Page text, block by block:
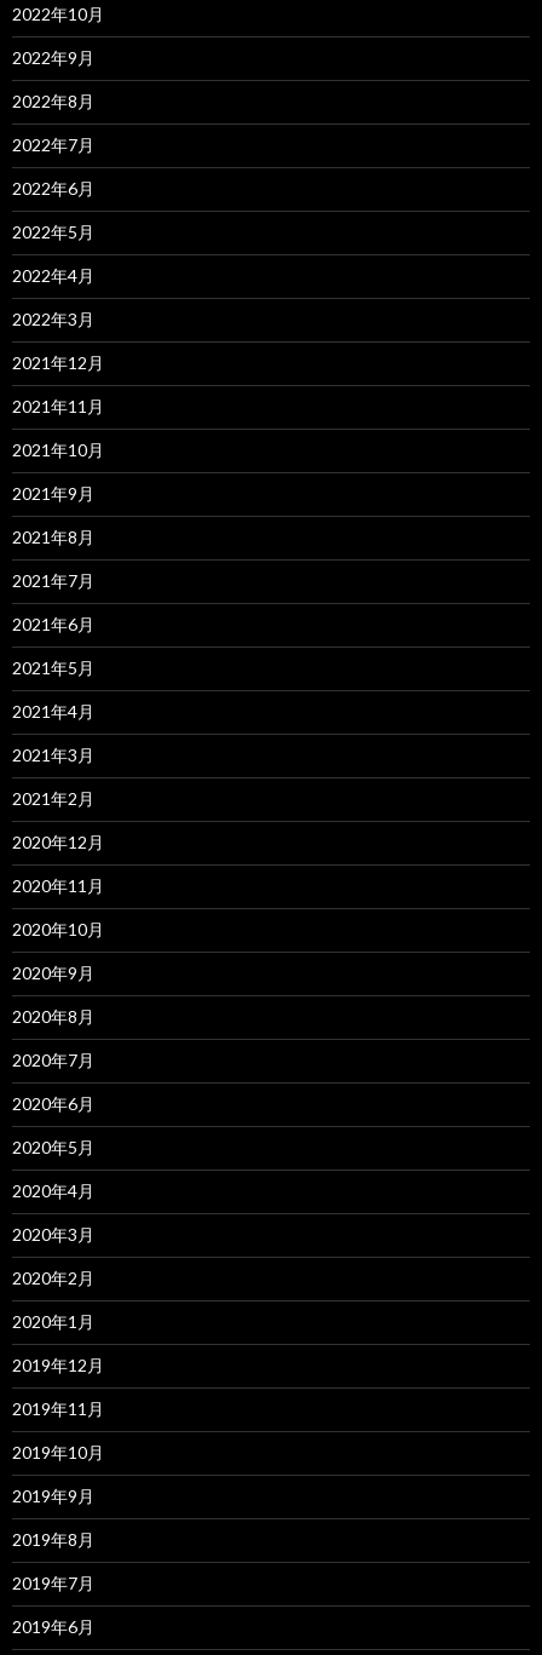
2022年10月
2022年9月
2022年8月
2022年7月
2022年6月
2022年5月
2022年4月
2022年3月
2021年12月
2021年11月
2021年10月
2021年9月
2021年8月
2021年7月
2021年6月
2021年5月
2021年4月
2021年3月
2021年2月
2020年12月
2020年11月
2020年10月
2020年9月
2020年8月
2020年7月
2020年6月
2020年5月
2020年4月
2020年3月
2020年2月
2020年1月
2019年12月
2019年11月
2019年10月
2019年9月
2019年8月
2019年7月
2019年6月